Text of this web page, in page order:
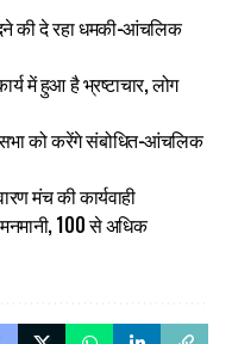
की दे रहा धमकी-आंचलिक
में हुआ है भ्रष्टाचार, लोग
को करेंगे संबोधित-आंचलिक
मंच की कार्यवाही
100 से अधिक